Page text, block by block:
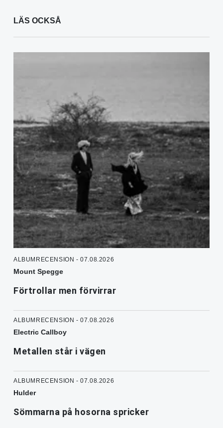
LÄS OCKSÅ
ALBUMRECENSION - 07.08.2026
Mount Spegge
Förtrollar men förvirrar
ALBUMRECENSION - 07.08.2026
Electric Callboy
Metallen står i vägen
ALBUMRECENSION - 07.08.2026
Hulder
Sömmarna på hosorna spricker